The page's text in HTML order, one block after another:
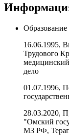
Образование
16.06.1995,
Трудового
дело
01.07.1996,
28.03.2020,
"Омский
МЗ РФ,